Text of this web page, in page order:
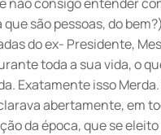
são pessoas, do
do ex- Presidente,
toda a sua vida, o
Exatamente isso
abertamente, em
da época, que se